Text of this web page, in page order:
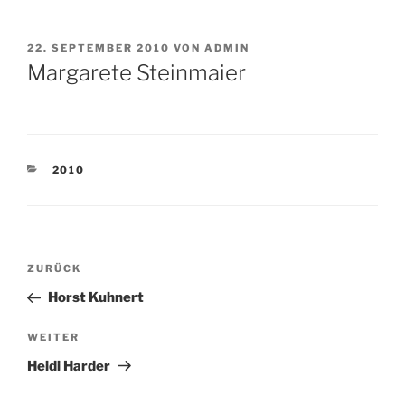
VERÖFFENTLICHT
AM
22. SEPTEMBER 2010 VON ADMIN
Margarete Steinmaier
KATEGORIEN
2010
Beitragsnavigation
Vorheriger
Beitrag
ZURÜCK
Horst Kuhnert
Nächster
Beitrag
WEITER
Heidi Harder